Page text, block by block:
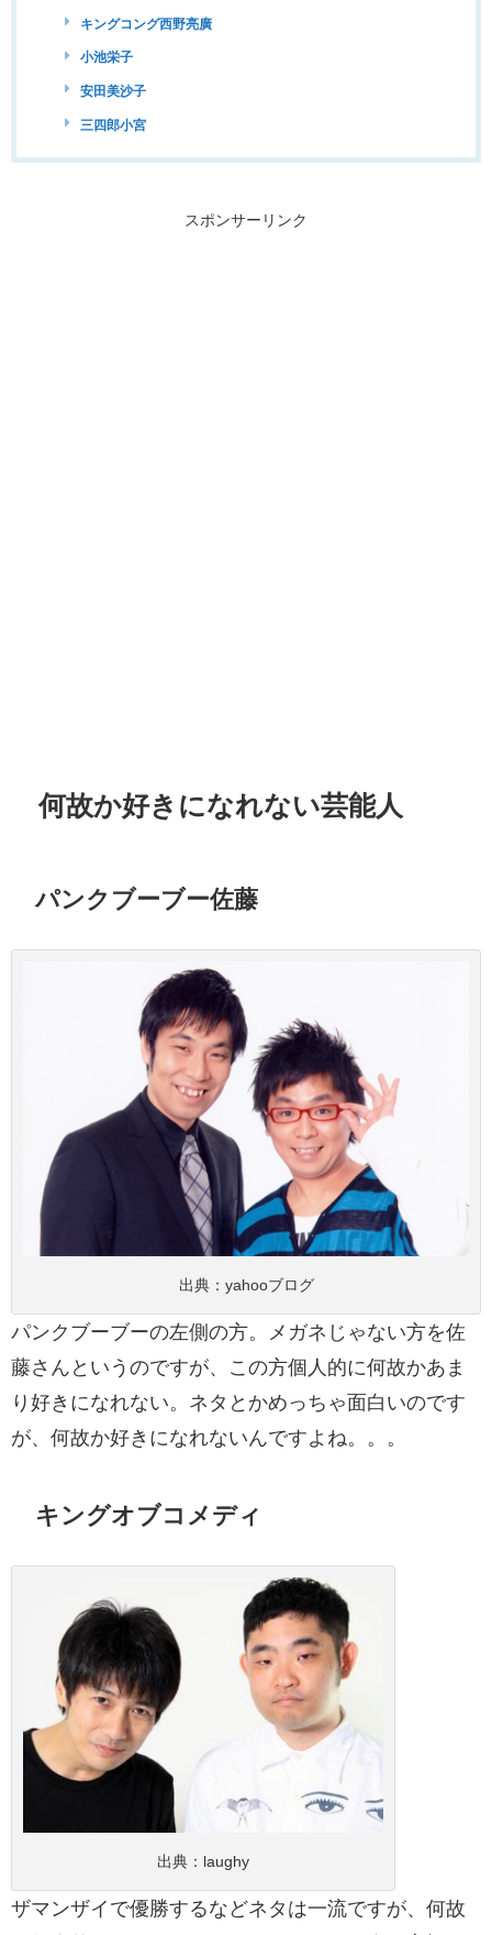
キングコング西野亮廣
小池栄子
安田美沙子
三四郎小宮
スポンサーリンク
何故か好きになれない芸能人
パンクブーブー佐藤
出典： yahooブログ
パンクブーブーの左側の方。メガネじゃない方を佐
藤さんというのですが、この方個人的に何故かあま
り好きになれない。ネタとかめっちゃ面白いのです
が、何故か好きになれないんですよね。。。
キングオブコメディ
出典： laughy
ザマンザイで優勝するなどネタは一流ですが、何故